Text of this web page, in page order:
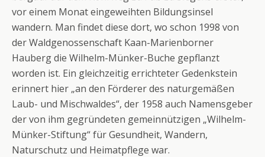
vor einem Monat eingeweihten Bildungsinsel
wandern. Man findet diese dort, wo schon 1998 von
der Waldgenossenschaft Kaan-Marienborner
Hauberg die Wilhelm-Münker-Buche gepflanzt
worden ist. Ein gleichzeitig errichteter Gedenkstein
erinnert hier „an den Förderer des naturgemäßen
Laub- und Mischwaldes“, der 1958 auch Namensgeber
der von ihm gegründeten gemeinnützigen „Wilhelm-
Münker-Stiftung“ für Gesundheit, Wandern,
Naturschutz und Heimatpflege war.